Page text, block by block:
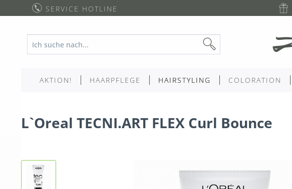
SERVICE HOTLINE
AKTION! HAARPFLEGE HAIRSTYLING COLORATION
L`Oreal TECNI.ART FLEX Curl Bounce